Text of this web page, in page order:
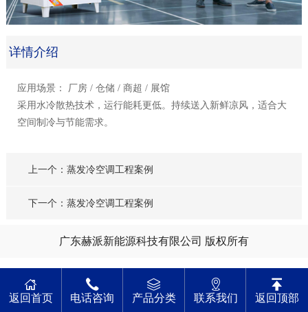
详情介绍
应用场景： 厂房 / 仓储 / 商超 / 展馆
采用水冷散热技术，运行能耗更低。持续送入新鲜凉风，适合大
空间制冷与节能需求。
上一个：蒸发冷空调工程案例
下一个：蒸发冷空调工程案例
广东赫派新能源科技有限公司 版权所有
返回首页 电话咨询 产品分类 联系我们 返回顶部